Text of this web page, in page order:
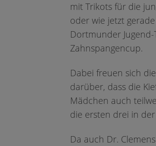
mit Trikots für die
oder wie jetzt
Dortmunder
Zahnspangencup.
Dabei freuen sich
darüber, dass die
Mädchen auch
die ersten drei in
Da auch Dr.